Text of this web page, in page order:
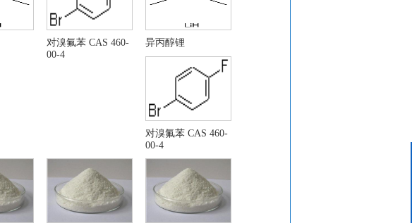
乙二醇二甲醚
亚硫酸氢钠
甲撑氯
二氯甲烷
二环己胺
对溴氟苯 CAS 460-
00-4
异丙醇锂
对溴氟苯 CAS 460-
00-4